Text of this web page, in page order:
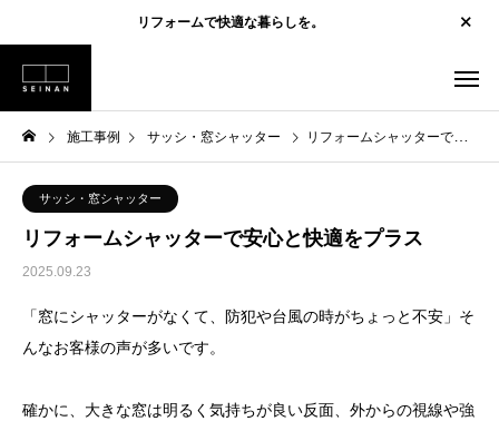
リフォームで快適な暮らしを。
施工事例 サッシ・窓シャッター リフォームシャッターで安心と快適をプラス
サッシ・窓シャッター
リフォームシャッターで安心と快適をプラス
2025.09.23
「窓にシャッターがなくて、防犯や台風の時がちょっと不安」そ
んなお客様の声が多いです。
確かに、大きな窓は明るく気持ちが良い反面、外からの視線や強